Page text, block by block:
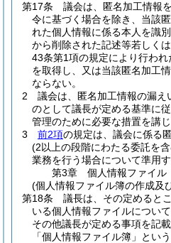
第17条
議会は、匿名加工情報
令に基づく場合を除き、当該
れた個人情報に係る本人を識
から削除された記述等若しく
43条第1項の規定により行わ
を取得し、又は当該匿名加工
ならない。
2
議会は、匿名加工情報の漏え
のとして議長が定める基準に
管理のために必要な措置を講
3
前2項の規定は、議会に係る
(2以上の段階にわたる委託を
業務を行う場合について準用す
第3章
個人情報ファイル
(個人情報ファイル簿の作成及
第18条
議長は、その定めると
いる個人情報ファイルについ
その他議長が定める事項を記
「個人情報ファイル簿」とい